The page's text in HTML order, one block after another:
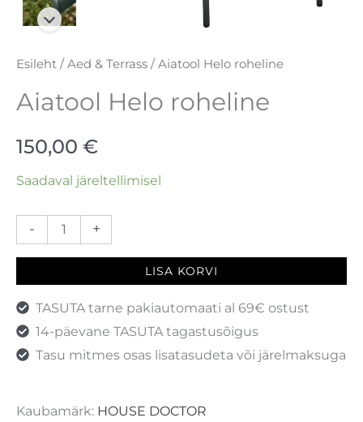
Esileht / Aed & Terrass / Aiatool Helo roheline
Aiatool Helo roheline
150,00 €
Saadaval järeltellimisel
- +
LISA KORVI
TASUTA tarne pakiautomaati al 69€ ostust
14-päevane TASUTA tagastusõigus
Tasu mitmes osas lisatasudeta või järelmaksuga
Kaubamärk: HOUSE DOCTOR